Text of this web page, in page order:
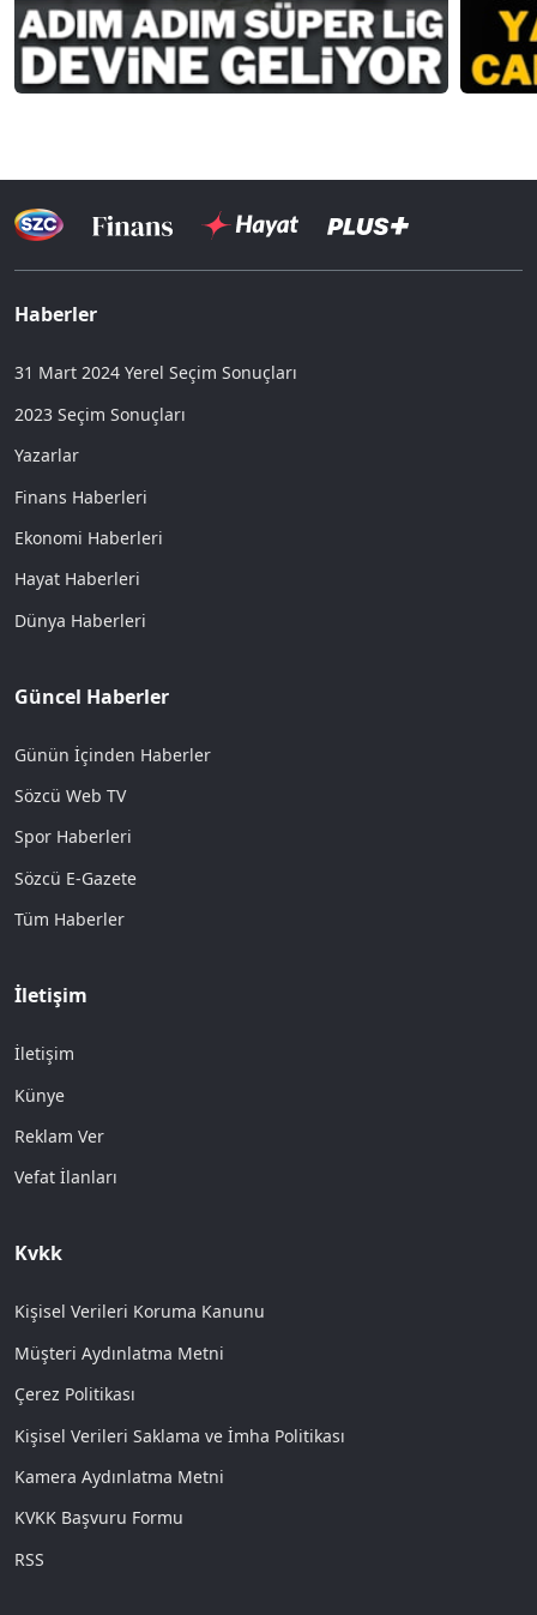
Haberler
31 Mart 2024 Yerel Seçim Sonuçları
2023 Seçim Sonuçları
Yazarlar
Finans Haberleri
Ekonomi Haberleri
Hayat Haberleri
Dünya Haberleri
Güncel Haberler
Günün İçinden Haberler
Sözcü Web TV
Spor Haberleri
Sözcü E-Gazete
Tüm Haberler
İletişim
İletişim
Künye
Reklam Ver
Vefat İlanları
Kvkk
Kişisel Verileri Koruma Kanunu
Müşteri Aydınlatma Metni
Çerez Politikası
Kişisel Verileri Saklama ve İmha Politikası
Kamera Aydınlatma Metni
KVKK Başvuru Formu
RSS